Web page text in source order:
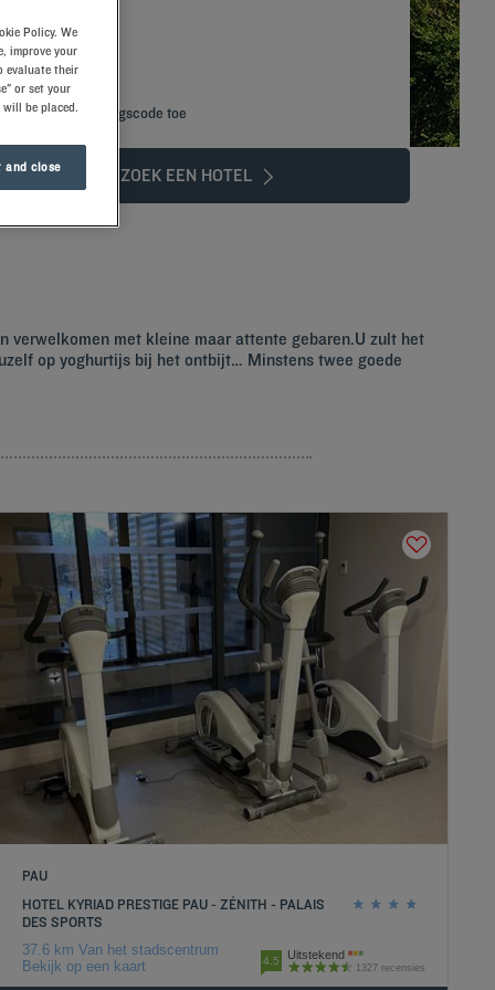
ZOEK EEN HOTEL
Voeg kortingscode toe
verwelkomen met kleine maar attente gebaren.U zult het
op yoghurtijs bij het ontbijt… Minstens twee goede
PAU
HOTEL KYRIAD PRESTIGE PAU - ZÉNITH - PALAIS
DES SPORTS
37.6 km Van het stadscentrum
Bekijk op een kaart
4.5 Uitstekend
1327 recensies
Policy. We
improve your
evaluate their
or set your
will be placed.
and close